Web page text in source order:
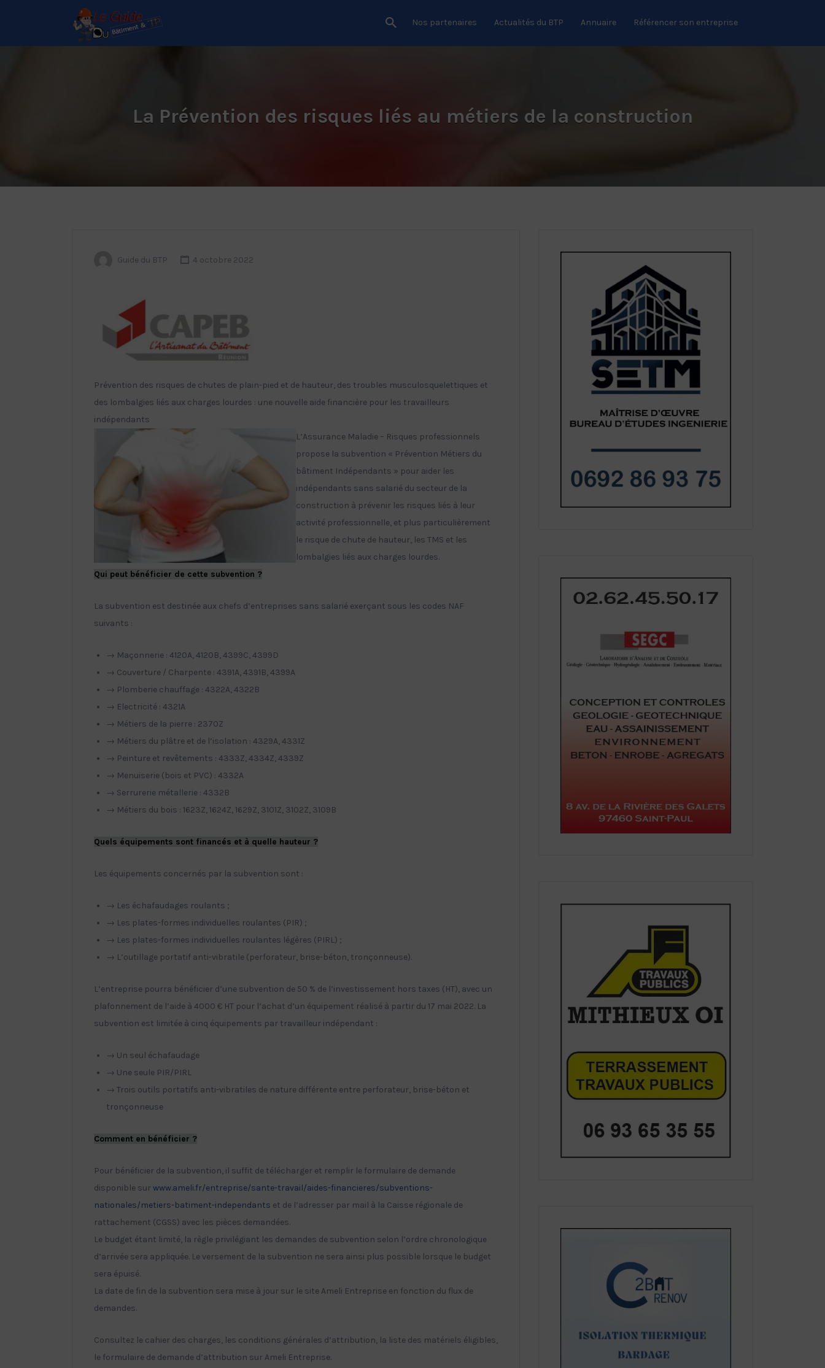
Nos partenaires Actualités du BTP Annuaire Référencer son entreprise
Rechercher:
La Prévention des risques liés au métiers de la construction
Guide du BTP 4 octobre 2022
Prévention des risques de chutes de plain-pied et de hauteur, des troubles musculosquelettiques et
des lombalgies liés aux charges lourdes : une nouvelle aide financière pour les travailleurs
indépendants
L’Assurance Maladie – Risques professionnels
propose la subvention « Prévention Métiers du
bâtiment Indépendants » pour aider les
indépendants sans salarié du secteur de la
construction à prévenir les risques liés à leur
activité professionnelle, et plus particulièrement
le risque de chute de hauteur, les TMS et les
lombalgies liés aux charges lourdes.
Qui peut bénéficier de cette subvention ?
La subvention est destinée aux chefs d’entreprises sans salarié exerçant sous les codes NAF
suivants :
→ Maçonnerie : 4120A, 4120B, 4399C, 4399D
→ Couverture / Charpente : 4391A, 4391B, 4399A
→ Plomberie chauffage : 4322A, 4322B
→ Electricité : 4321A
→ Métiers de la pierre : 2370Z
→ Métiers du plâtre et de l’isolation : 4329A, 4331Z
→ Peinture et revêtements : 4333Z, 4334Z, 4339Z
→ Menuiserie (bois et PVC) : 4332A
→ Serrurerie métallerie : 4332B
→ Métiers du bois : 1623Z, 1624Z, 1629Z, 3101Z, 3102Z, 3109B
Quels équipements sont financés et à quelle hauteur ?
Les équipements concernés par la subvention sont :
→ Les échafaudages roulants ;
→ Les plates-formes individuelles roulantes (PIR) ;
→ Les plates-formes individuelles roulantes légères (PIRL) ;
→ L’outillage portatif anti-vibratile (perforateur, brise-béton, tronçonneuse).
L’entreprise pourra bénéficier d’une subvention de 50 % de l’investissement hors taxes (HT), avec un
plafonnement de l’aide à 4000 € HT pour l’achat d’un équipement réalisé à partir du 17 mai 2022. La
subvention est limitée à cinq équipements par travailleur indépendant :
→ Un seul échafaudage
→ Une seule PIR/PIRL
→ Trois outils portatifs anti-vibratiles de nature différente entre perforateur, brise-béton et
tronçonneuse
Comment en bénéficier ?
Pour bénéficier de la subvention, il suffit de télécharger et remplir le formulaire de demande
disponible sur www.ameli.fr/entreprise/sante-travail/aides-financieres/subventions-
nationales/metiers-batiment-independants et de l’adresser par mail à la Caisse régionale de
rattachement (CGSS) avec les pièces demandées.
Le budget étant limité, la règle privilégiant les demandes de subvention selon l’ordre chronologique
d’arrivée sera appliquée. Le versement de la subvention ne sera ainsi plus possible lorsque le budget
sera épuisé.
La date de fin de la subvention sera mise à jour sur le site Ameli Entreprise en fonction du flux de
demandes.
Consultez le cahier des charges, les conditions générales d’attribution, la liste des matériels éligibles,
le formulaire de demande d’attribution sur Ameli Entreprise.